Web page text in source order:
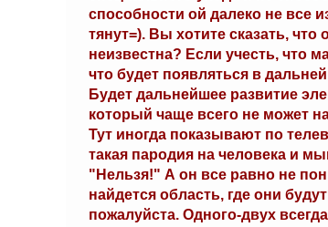
способности ой далеко не все
тянут=). Вы хотите сказать,
неизвестна? Если учесть, что
что будет появляться в
Будет дальнейшее развитие
который чаще всего не может
Тут иногда показывают по
такая пародия на человека и
"Нельзя!" А он все равно не
найдется область, где они
пожалуйста. Одного-двух